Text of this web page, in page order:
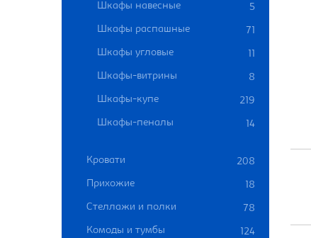
Шкафы навесные
5
Шкафы распашные 71
Шкафы угловые 11
Шкафы-витрины 8
Шкафы-купе 219
Шкафы-пеналы 14
Кровати 208
Прихожие 18
Стеллажи и полки 78
Комоды и тумбы 124